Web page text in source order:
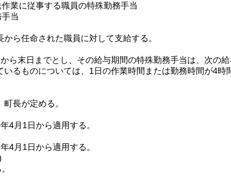
業に従事する職員の特殊勤務手当
当
ら任命された職員に対して支給する。
ら末日までとし、その給与期間の特殊勤務手当は、次の給
るものについては、1日の作業時間または勤務時間が4
長が定める。
4月1日から適用する。
4月1日から適用する。